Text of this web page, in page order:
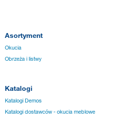
Asortyment
Okucia
Obrzeża i listwy
Katalogi
Katalogi Demos
Katalogi dostawców - okucia meblowe